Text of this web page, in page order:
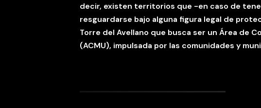
decir, existen territorios que -en caso de
resguardarse bajo alguna figura legal de
Torre del Avellano que busca ser un Área de
(ACMU), impulsada por las comunidades y